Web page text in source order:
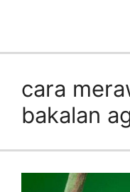
cara
bakalan